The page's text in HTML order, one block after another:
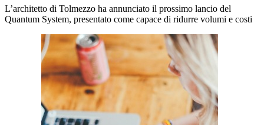
L’architetto di Tolmezzo ha annunciato il prossimo lancio del
Quantum System, presentato come capace di ridurre volumi e costi